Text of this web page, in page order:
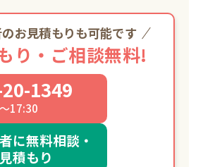
ず、これからも地域の皆
んでまいります。
お見積もりも可能です
り・ご相談無料!
1349
17:30
に無料相談・
積もり